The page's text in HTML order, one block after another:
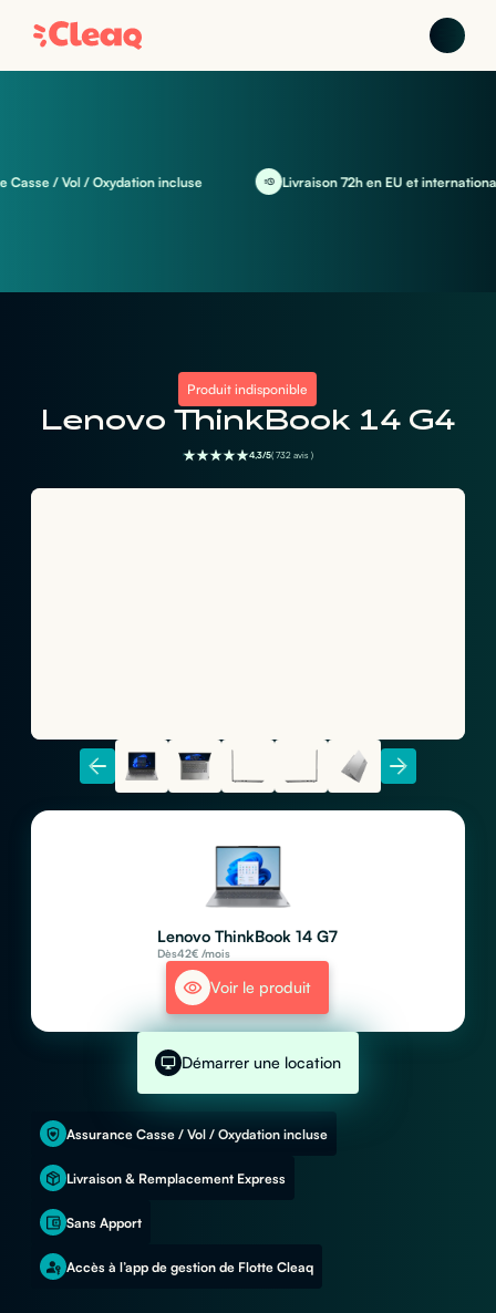
/ Vol / Oxydation incluse Livraison 72h en EU et international
Produit indisponible
Lenovo ThinkBook 14 G4
4,3/5( 732 avis )
Lenovo ThinkBook 14 G7
Dès42€ /mois
Voir le produit
Assurance Casse / Vol / Oxydation incluse
Livraison & Remplacement Express
Sans Apport
Accès à l’app de gestion de Flotte Cleaq
Démarrer une location